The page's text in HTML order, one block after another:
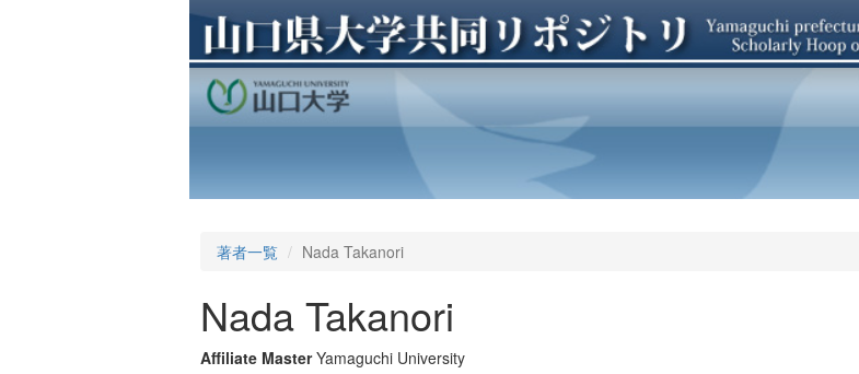
著者一覧 Nada Takanori
Nada Takanori
Affiliate Master Yamaguchi University